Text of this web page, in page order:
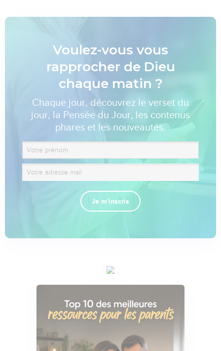
Voulez-vous vous
rapprocher de Dieu
chaque matin ?
Chaque jour, découvrez le verset du
jour, la Pensée du Jour, les contenus
phares et les nouveautés.
Je m'inscris